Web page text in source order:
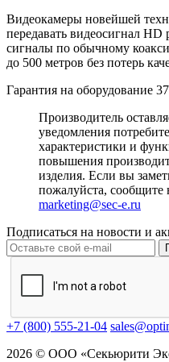
Видеокамеры новейшей
передавать видеосигнал
сигналы по обычному
до 500 метров без потерь
Гарантия на оборудование
Производитель
уведомления
характеристики и
повышения
изделия. Если вы
пожалуйста, сообщите
marketing@sec-e.ru
Подписаться на новости и
+7 (800) 555-21-04
2026 © ООО «Секьюрити